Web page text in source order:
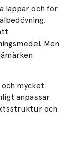
läppar och för
Men
mycket
anpassar
och